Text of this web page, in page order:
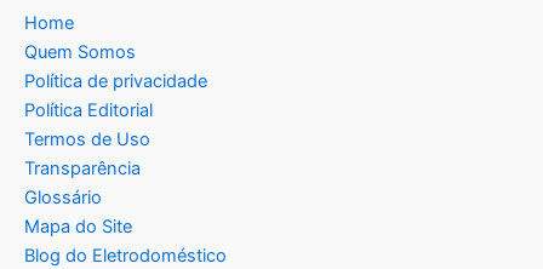
Home
Quem Somos
Política de privacidade
Política Editorial
Termos de Uso
Transparência
Glossário
Mapa do Site
Blog do Eletrodoméstico